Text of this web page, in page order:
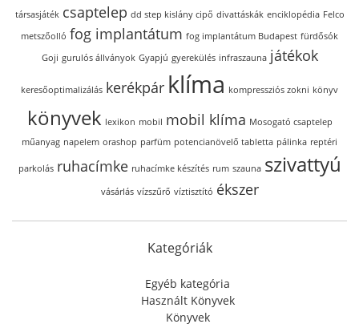
társasjáték csaptelep dd step kislány cipő divattáskák enciklopédia Felco
metszőolló fog implantátum fog implantátum Budapest fürdősók
Goji gurulós állványok Gyapjú gyerekülés infraszauna játékok
keresőoptimalizálás kerékpár klíma kompressziós zokni könyv
könyvek lexikon mobil mobil klíma Mosogató csaptelep
műanyag napelem orashop parfüm potencianövelő tabletta pálinka reptéri
parkolás ruhacímke ruhacímke készítés rum szauna szivattyú
vásárlás vízszűrő víztisztító ékszer
Kategóriák
Egyéb kategória
Használt Könyvek
Könyvek